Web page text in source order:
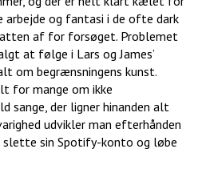
arbejde og fantasi i de ofte dark
af for forsøget. Problemet
at følge i Lars og James’
om begrænsningens kunst.
for mange om ikke
sange, der ligner hinanden alt
udvikler man efterhånden
sin Spotify-konto og løbe